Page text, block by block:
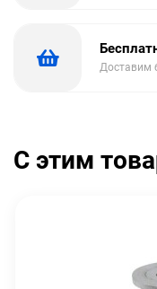
Доставим
С этим